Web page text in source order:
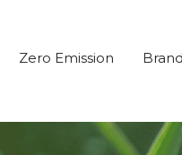
Zero Emission